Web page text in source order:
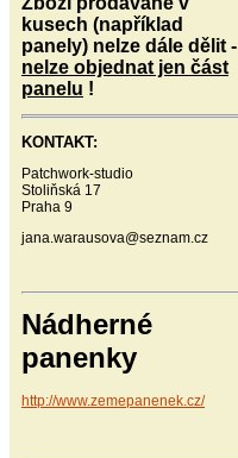
kusech (například
panely) nelze dále dělit -
nelze objednat jen část
panelu !
KONTAKT:
Patchwork-studio
Stoliňská 17
Praha 9
jana.warausova@seznam.cz
Nádherné
panenky
http://www.zemepanenek.cz/